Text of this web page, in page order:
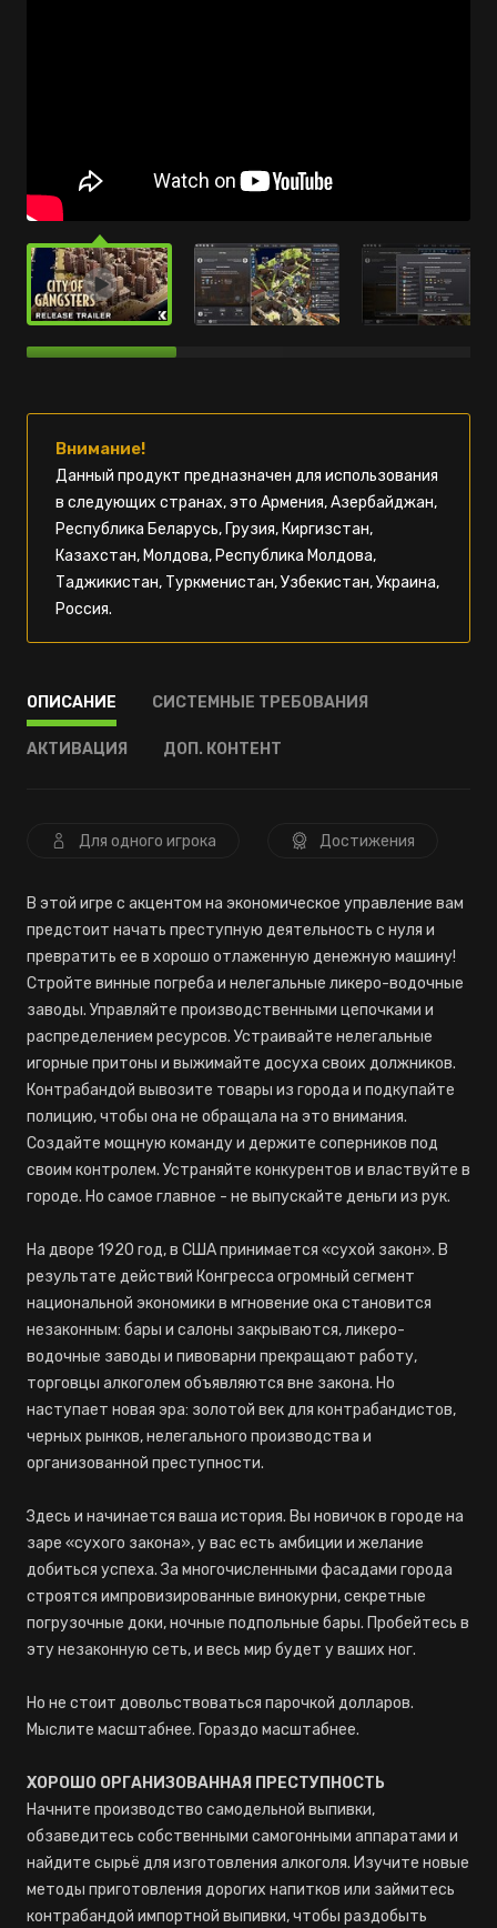
Внимание!
Данный продукт предназначен для использования
в следующих странах, это Армения, Азербайджан,
Республика Беларусь, Грузия, Киргизстан,
Казахстан, Молдова, Республика Молдова,
Таджикистан, Туркменистан, Узбекистан, Украина,
Россия.
ОПИСАНИЕ СИСТЕМНЫЕ ТРЕБОВАНИЯ
АКТИВАЦИЯ ДОП. КОНТЕНТ
Для одного игрока Достижения
В этой игре с акцентом на экономическое управление вам
предстоит начать преступную деятельность с нуля и
превратить ее в хорошо отлаженную денежную машину!
Стройте винные погреба и нелегальные ликеро-водочные
заводы. Управляйте производственными цепочками и
распределением ресурсов. Устраивайте нелегальные
игорные притоны и выжимайте досуха своих должников.
Контрабандой вывозите товары из города и подкупайте
полицию, чтобы она не обращала на это внимания.
Создайте мощную команду и держите соперников под
своим контролем. Устраняйте конкурентов и властвуйте в
городе. Но самое главное - не выпускайте деньги из рук.
На дворе 1920 год, в США принимается «сухой закон». В
результате действий Конгресса огромный сегмент
национальной экономики в мгновение ока становится
незаконным: бары и салоны закрываются, ликеро-
водочные заводы и пивоварни прекращают работу,
торговцы алкоголем объявляются вне закона. Но
наступает новая эра: золотой век для контрабандистов,
черных рынков, нелегального производства и
организованной преступности.
Здесь и начинается ваша история. Вы новичок в городе на
заре «сухого закона», у вас есть амбиции и желание
добиться успеха. За многочисленными фасадами города
строятся импровизированные винокурни, секретные
погрузочные доки, ночные подпольные бары. Пробейтесь в
эту незаконную сеть, и весь мир будет у ваших ног.
Но не стоит довольствоваться парочкой долларов.
Мыслите масштабнее. Гораздо масштабнее.
ХОРОШО ОРГАНИЗОВАННАЯ ПРЕСТУПНОСТЬ
Начните производство самодельной выпивки,
обзаведитесь собственными самогонными аппаратами и
найдите сырьё для изготовления алкоголя. Изучите новые
методы приготовления дорогих напитков или займитесь
контрабандой импортной выпивки, чтобы раздобыть